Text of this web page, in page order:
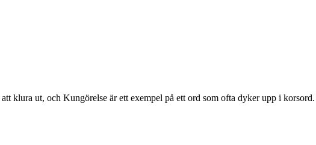
klura ut, och Kungörelse är ett exempel på ett ord som ofta dyker upp i korsord.